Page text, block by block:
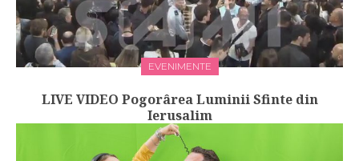
EVENIMENTE
LIVE VIDEO Pogorârea Luminii Sfinte din
Ierusalim